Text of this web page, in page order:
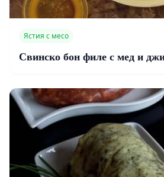
Ястия с месо
Свинско бон филе с мед и